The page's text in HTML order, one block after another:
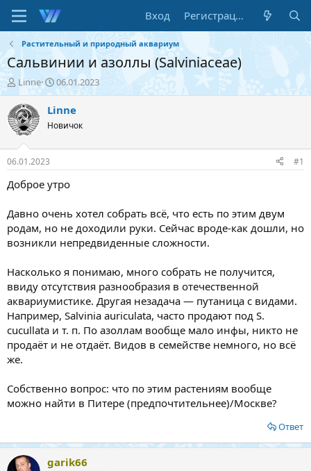
Вход Регистрация
Растительный и природный аквариум
Сальвинии и азоллы (Salviniaceae)
А
в
т
о
р
т
е
м
ы
Linne
Д
а
т
н
а
л
а
06.01.2023
Linne
Новичок
06.01.2023 #1
Доброе утро
Давно очень хотел собрать всё, что есть по этим двум
родам, но не доходили руки. Сейчас вроде-как дошли, но
возникли непредвиденные сложности.
Насколько я понимаю, много собрать не получится,
ввиду отсутствия разнообразия в отечественной
аквариумистике. Другая незадача — путаница с видами.
Например, Salvinia auriculata, часто продают под S.
cucullata и т. п. По азоллам вообще мало инфы, никто не
продаёт и не отдаёт. Видов в семействе немного, но всё
же.
Собственно вопрос: что по этим растениям вообще
можно найти в Питере (предпочтительнее)/Москве?
Ответ
garik66